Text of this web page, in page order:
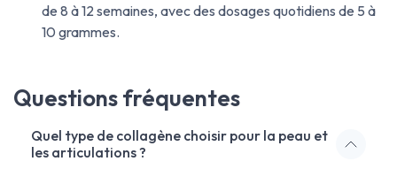
de 8 à 12 semaines, avec des dosages quotidiens de 5 à
10 grammes.
Questions fréquentes
Quel type de collagène choisir pour la peau et
les articulations ?